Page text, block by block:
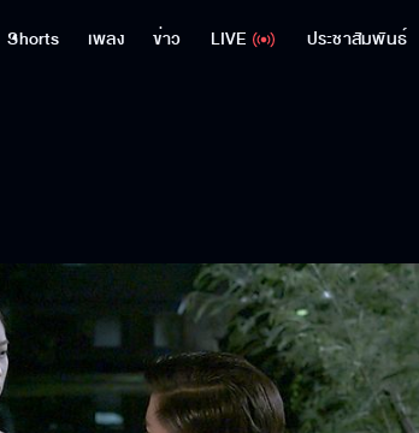
Shorts เพลง ข่าว LIVE ประชาสัมพันธ์